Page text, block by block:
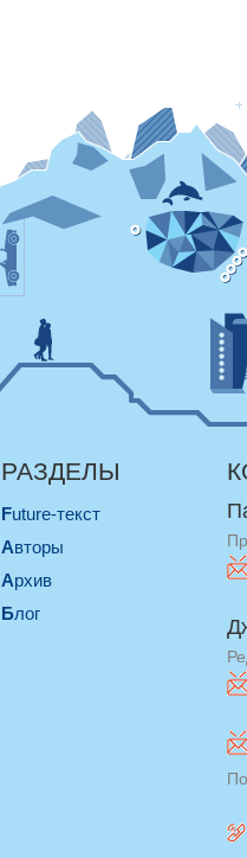
РАЗДЕЛЫ
Future-текст
Авторы
Архив
Блог